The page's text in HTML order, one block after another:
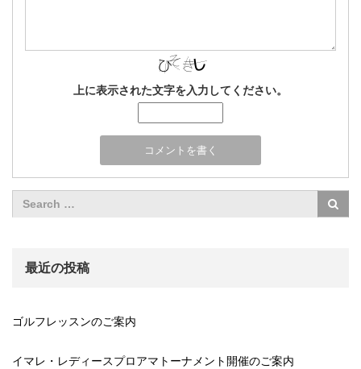
上に表示された文字を入力してください。
最近の投稿
ゴルフレッスンのご案内
イマレ・レディースプロアマトーナメント開催のご案内